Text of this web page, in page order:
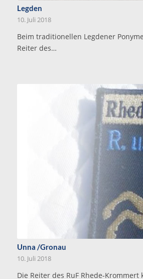
Legden
10. Juli 2018
Beim traditionellen Legdener
Reiter des…
Unna /Gronau
10. Juli 2018
Die Reiter des RuF Rhede-